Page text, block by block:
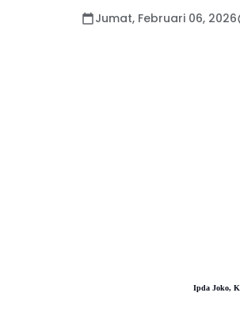
Jumat, Februari 06, 2026
Ipda Joko,